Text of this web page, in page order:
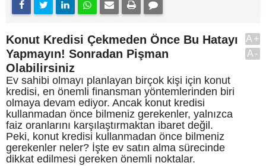
Konut Kredisi Çekmeden Önce Bu Hatayı
Yapmayın! Sonradan Pişman
Olabilirsiniz
Ev sahibi olmayı planlayan birçok kişi için konut
kredisi, en önemli finansman yöntemlerinden biri
olmaya devam ediyor. Ancak konut kredisi
kullanmadan önce bilmeniz gerekenler, yalnızca
faiz oranlarını karşılaştırmaktan ibaret değil.
Peki, konut kredisi kullanmadan önce bilmeniz
gerekenler neler? İşte ev satın alma sürecinde
dikkat edilmesi gereken önemli noktalar.
A+
A-